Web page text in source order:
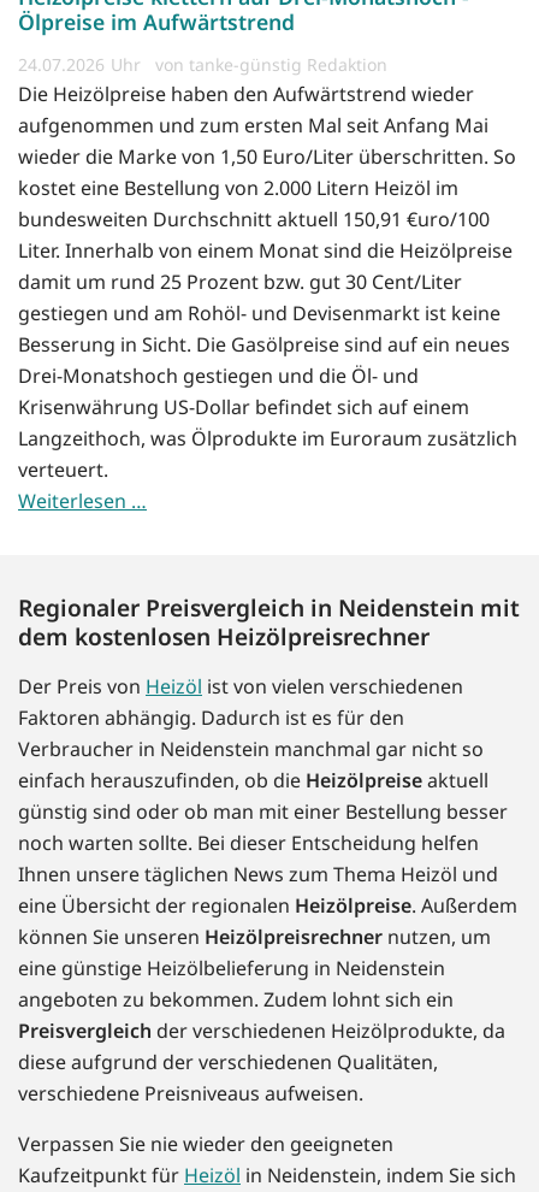
Ölpreise im Aufwärtstrend
24.07.2026 von tanke-günstig Redaktion
Die Heizölpreise haben den Aufwärtstrend wieder
aufgenommen und zum ersten Mal seit Anfang Mai
wieder die Marke von 1,50 Euro/Liter überschritten. So
kostet eine Bestellung von 2.000 Litern Heizöl im
bundesweiten Durchschnitt aktuell 150,91 €uro/100
Liter. Innerhalb von einem Monat sind die Heizölpreise
damit um rund 25 Prozent bzw. gut 30 Cent/Liter
gestiegen und am Rohöl- und Devisenmarkt ist keine
Besserung in Sicht. Die Gasölpreise sind auf ein neues
Drei-Monatshoch gestiegen und die Öl- und
Krisenwährung US-Dollar befindet sich auf einem
Langzeithoch, was Ölprodukte im Euroraum zusätzlich
verteuert.
Weiterlesen …
Regionaler Preisvergleich in Neidenstein mit
dem kostenlosen Heizölpreisrechner
Der Preis von Heizöl ist von vielen verschiedenen
Faktoren abhängig. Dadurch ist es für den
Verbraucher in Neidenstein manchmal gar nicht so
einfach herauszufinden, ob die Heizölpreiseaktuell
günstig sind oder ob man mit einer Bestellung besser
noch warten sollte. Bei dieser Entscheidung helfen
Ihnen unsere täglichen News zum Thema Heizöl und
eine Übersicht der regionalen Heizölpreise. Außerdem
können Sie unseren Heizölpreisrechner nutzen, um
eine günstige Heizölbelieferung in Neidenstein
angeboten zu bekommen. Zudem lohnt sich ein
Preisvergleich der verschiedenen Heizölprodukte, da
diese aufgrund der verschiedenen Qualitäten,
verschiedene Preisniveaus aufweisen.
Verpassen Sie nie wieder den geeigneten
Kaufzeitpunkt für Heizöl in Neidenstein, indem Sie sich